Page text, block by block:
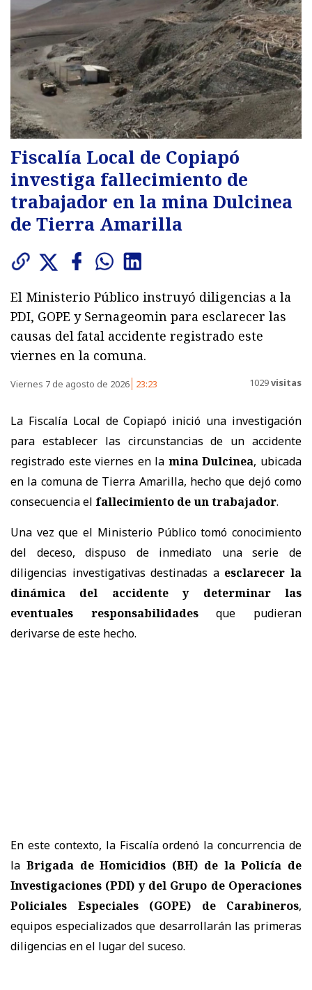
Fiscalía Local de Copiapó
investiga fallecimiento de
trabajador en la mina Dulcinea
de Tierra Amarilla
El Ministerio Público instruyó diligencias a la
PDI, GOPE y Sernageomin para esclarecer las
causas del fatal accidente registrado este
viernes en la comuna.
Viernes 7 de agosto de 2026 23:23 1029visitas
La Fiscalía Local de Copiapó inició una investigación
para establecer las circunstancias de un accidente
registrado este viernes en la mina Dulcinea, ubicada
en la comuna de Tierra Amarilla, hecho que dejó como
consecuencia el fallecimiento de un trabajador.
Una vez que el Ministerio Público tomó conocimiento
del deceso, dispuso de inmediato una serie de
diligencias investigativas destinadas a esclarecer la
dinámica del accidente
y determinar las
eventuales responsabilidadesque pudieran
derivarse de este hecho.
En este contexto, la Fiscalía ordenó la concurrencia de
la Brigada de Homicidios (BH) de la Policía de
Investigaciones (PDI) y del Grupo de Operaciones
Policiales Especiales (GOPE) de Carabineros,
equipos especializados que desarrollarán las primeras
diligencias en el lugar del suceso.